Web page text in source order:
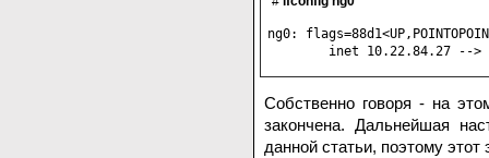
ng0:
inet 10.22.84.27 -->
Собственно говоря - на
закончена. Дальнейшая
данной статьи, поэтому этот